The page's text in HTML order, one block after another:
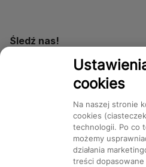
Śledź nas!
Dostępność
Kategorie Produkty
cookies
Na naszej stronie
cookies
technologii. Po co
możemy
działania
treści dopasowane